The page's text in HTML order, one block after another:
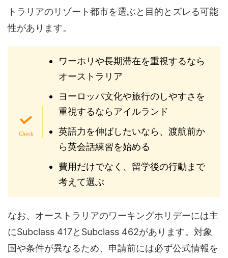
トラリアのリゾート都市を選ぶと目的とズレる可能
性があります。
ワーホリや長期滞在を重視するなら
オーストラリア
ヨーロッパ文化や旅行のしやすさを
重視するならアイルランド
英語力を伸ばしたいなら、渡航前か
ら英会話練習を始める
費用だけでなく、留学後の行動まで
考えて選ぶ
なお、オーストラリアのワーキングホリデーには主
にSubclass 417とSubclass 462があります。対象
国や条件が異なるため、申請前には必ず公式情報を